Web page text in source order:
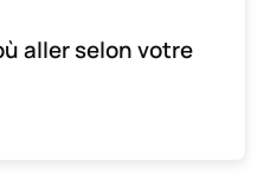
aller selon votre